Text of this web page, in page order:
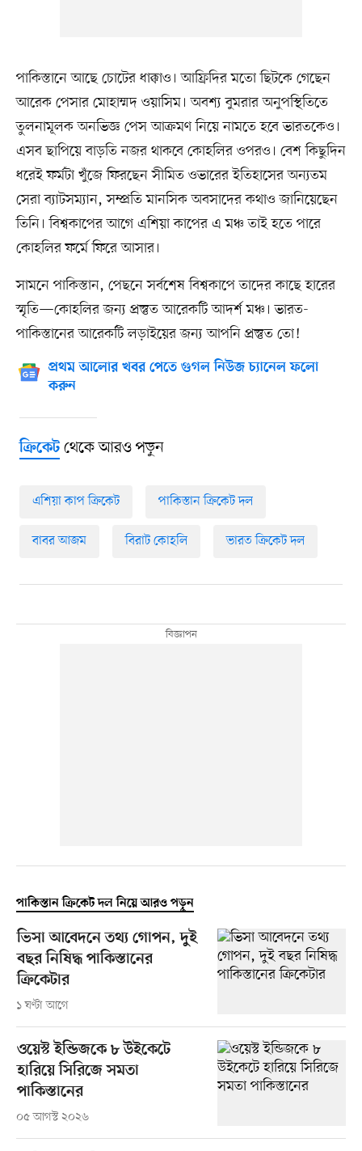
পাকিস্তানে আছে চোটের ধাক্কাও। আফ্রিদির মতো ছিটকে গেছেন
আরেক পেসার মোহাম্মদ ওয়াসিম। অবশ্য বুমরার অনুপস্থিতিতে
তুলনামূলক অনভিজ্ঞ পেস আক্রমণ নিয়ে নামতে হবে ভারতকেও।
এসব ছাপিয়ে বাড়তি নজর থাকবে কোহলির ওপরও। বেশ কিছুদিন
ধরেই ফর্মটা খুঁজে ফিরছেন সীমিত ওভারের ইতিহাসের অন্যতম
সেরা ব্যাটসম্যান, সম্প্রতি মানসিক অবসাদের কথাও জানিয়েছেন
তিনি। বিশ্বকাপের আগে এশিয়া কাপের এ মঞ্চ তাই হতে পারে
কোহলির ফর্মে ফিরে আসার।
সামনে পাকিস্তান, পেছনে সর্বশেষ বিশ্বকাপে তাদের কাছে হারের
স্মৃতি—কোহলির জন্য প্রস্তুত আরেকটি আদর্শ মঞ্চ। ভারত-
পাকিস্তানের আরেকটি লড়াইয়ের জন্য আপনি প্রস্তুত তো!
প্রথম আলোর খবর পেতে গুগল নিউজ চ্যানেল ফলো
করুন
ক্রিকেটথেকে আরও পড়ুন
এশিয়া কাপ ক্রিকেট পাকিস্তান ক্রিকেট দল
বাবর আজম বিরাট কোহলি ভারত ক্রিকেট দল
পাকিস্তান ক্রিকেট দল নিয়ে আরও পড়ুন
ভিসা আবেদনে তথ্য গোপন, দুই
বছর নিষিদ্ধ পাকিস্তানের
ক্রিকেটার
১ ঘণ্টা আগে
ওয়েস্ট ইন্ডিজকে ৮ উইকেটে
হারিয়ে সিরিজে সমতা
পাকিস্তানের
০৫ আগস্ট ২০২৬